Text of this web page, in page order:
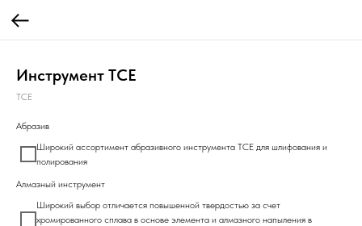
Инструмент ТСЕ
ТСЕ
Абразив
Широкий ассортимент абразивного инструмента ТСЕ для шлифования и
полирования
Алмазный инструмент
Широкий выбор отличается повышенной твердостью за счет
хромированного сплава в основе элемента и алмазного напыления в